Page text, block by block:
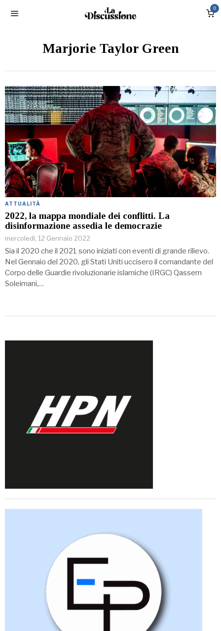
0
Marjorie Taylor Green
ATTUALITÀ
2022, la mappa mondiale dei conflitti. La
disinformazione assedia le democrazie
mercoledì, 12 Gennaio 2022
Sia il 2020 che il 2021 sono iniziati con eventi di grande rilievo.
Nel Gennaio del 2020, gli Stati Uniti uccisero il comandante del
Corpo delle Guardie rivoluzionarie islamiche (IRGC) Qassem
Soleimani,…